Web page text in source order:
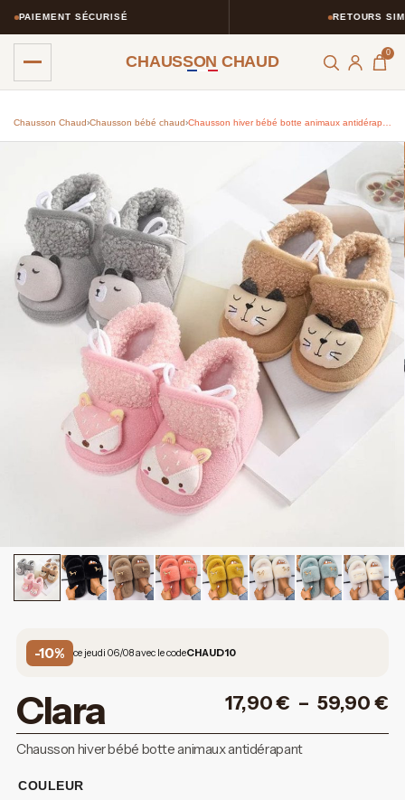
PAIEMENT SÉCURISÉ RETOURS
CHAUSSON CHAUD 0
Chausson Chaud›Chausson bébé chaud​›
-10% ce jeudi 06/08 avec le codeCHAUD10
Clara 17,90€ – 59,90€
Chausson hiver bébé botte animaux antidérapant
COULEUR